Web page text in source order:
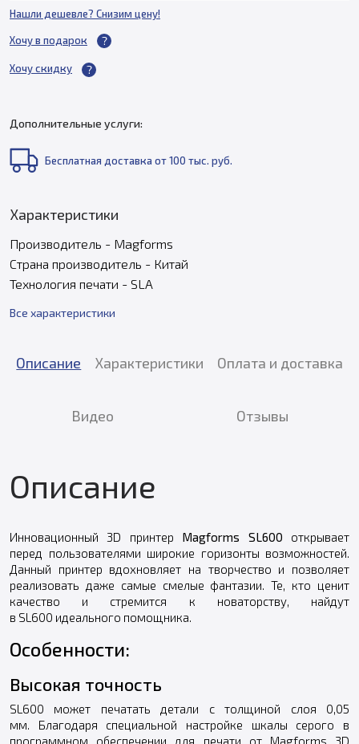
Нашли дешевле? Снизим цену!
Хочу в подарок
Хочу скидку
Дополнительные услуги:
Бесплатная доставка от 100 тыс. руб.
Характеристики
Производитель - Magforms
Страна производитель - Китай
Технология печати - SLA
Все характеристики
Описание Характеристики Оплата и доставка
Видео Отзывы
Описание
Инновационный 3D принтер Magforms SL600 открывает
перед пользователями широкие горизонты возможностей.
Данный принтер вдохновляет на творчество и позволяет
реализовать даже самые смелые фантазии. Те, кто ценит
качество и стремится к новаторству, найдут
в SL600 идеального помощника.
Особенности:
Высокая точность
SL600 может печатать детали с толщиной слоя 0,05
мм. Благодаря специальной настройке шкалы серого в
программном обеспечении для печати от Magforms 3D